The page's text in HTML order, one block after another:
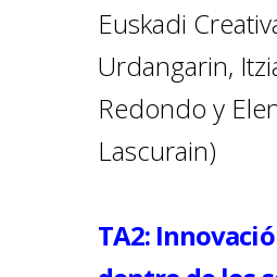
Euskadi
Urdangarin,
Redondo y
Lascurain)
TA2: